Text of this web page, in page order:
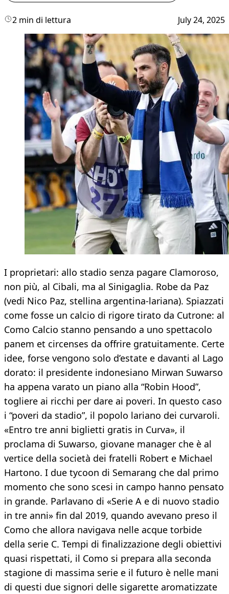
2 min di lettura July 24, 2025
I proprietari: allo stadio senza pagare Clamoroso,
non più, al Cibali, ma al Sinigaglia. Robe da Paz
(vedi Nico Paz, stellina argentina-lariana). Spiazzati
come fosse un calcio di rigore tirato da Cutrone: al
Como Calcio stanno pensando a uno spettacolo
panem et circenses da offrire gratuitamente. Certe
idee, forse vengono solo d’estate e davanti al Lago
dorato: il presidente indonesiano Mirwan Suwarso
ha appena varato un piano alla “Robin Hood”,
togliere ai ricchi per dare ai poveri. In questo caso
i “poveri da stadio”, il popolo lariano dei curvaroli.
«Entro tre anni biglietti gratis in Curva», il
proclama di Suwarso, giovane manager che è al
vertice della società dei fratelli Robert e Michael
Hartono. I due tycoon di Semarang che dal primo
momento che sono scesi in campo hanno pensato
in grande. Parlavano di «Serie A e di nuovo stadio
in tre anni» fin dal 2019, quando avevano preso il
Como che allora navigava nelle acque torbide
della serie C. Tempi di finalizzazione degli obiettivi
quasi rispettati, il Como si prepara alla seconda
stagione di massima serie e il futuro è nelle mani
di questi due signori delle sigarette aromatizzate